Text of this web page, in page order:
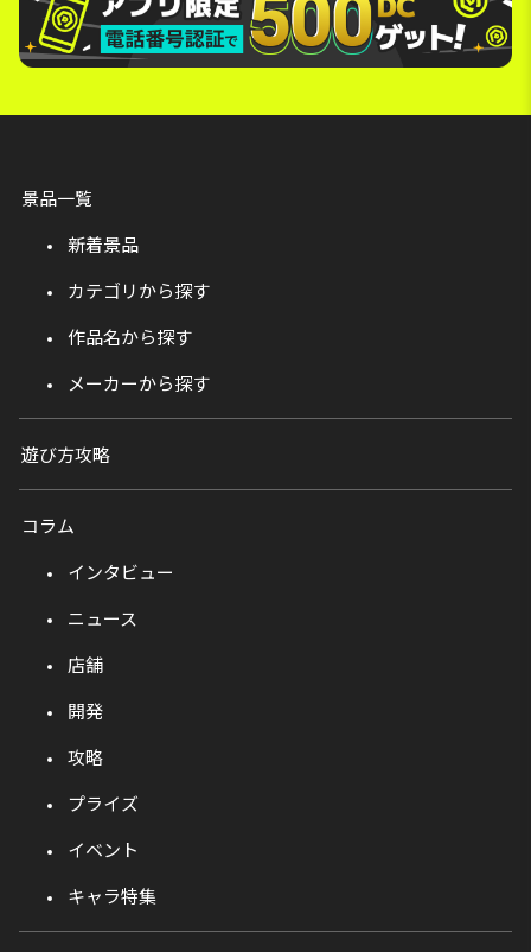
景品一覧
新着景品
カテゴリから探す
作品名から探す
メーカーから探す
遊び方攻略
コラム
インタビュー
ニュース
店舗
開発
攻略
プライズ
イベント
キャラ特集